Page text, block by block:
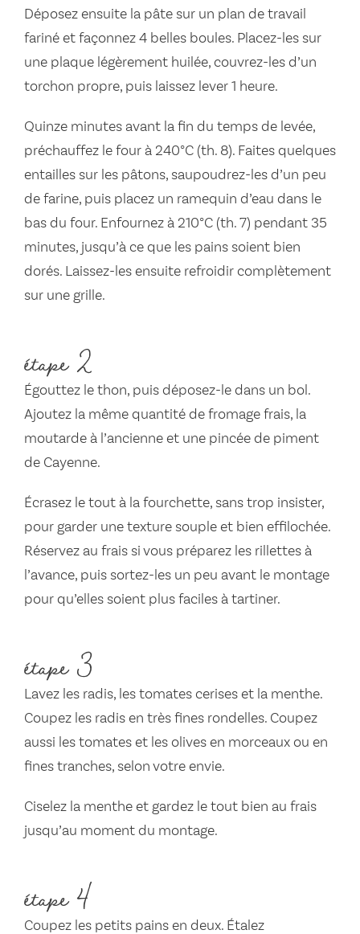
Déposez ensuite la pâte sur un plan de travail
fariné et façonnez 4 belles boules. Placez-les sur
une plaque légèrement huilée, couvrez-les d’un
torchon propre, puis laissez lever 1 heure.
Quinze minutes avant la fin du temps de levée,
préchauffez le four à 240°C (th. 8). Faites quelques
entailles sur les pâtons, saupoudrez-les d’un peu
de farine, puis placez un ramequin d’eau dans le
bas du four. Enfournez à 210°C (th. 7) pendant 35
minutes, jusqu’à ce que les pains soient bien
dorés. Laissez-les ensuite refroidir complètement
sur une grille.
étape 2
Égouttez le thon, puis déposez-le dans un bol.
Ajoutez la même quantité de fromage frais, la
moutarde à l’ancienne et une pincée de piment
de Cayenne.
Écrasez le tout à la fourchette, sans trop insister,
pour garder une texture souple et bien effilochée.
Réservez au frais si vous préparez les rillettes à
l’avance, puis sortez-les un peu avant le montage
pour qu’elles soient plus faciles à tartiner.
étape 3
Lavez les radis, les tomates cerises et la menthe.
Coupez les radis en très fines rondelles. Coupez
aussi les tomates et les olives en morceaux ou en
fines tranches, selon votre envie.
Ciselez la menthe et gardez le tout bien au frais
jusqu’au moment du montage.
étape 4
Coupez les petits pains en deux. Étalez